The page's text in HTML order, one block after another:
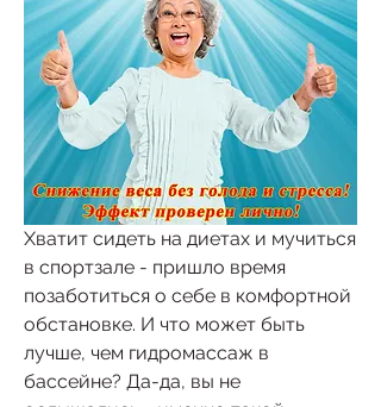
Хватит сидеть на диетах и мучиться
в спортзале - пришло время
позаботиться о себе в комфортной
обстановке. И что может быть
лучше, чем гидромассаж в
бассейне? Да-да, вы не